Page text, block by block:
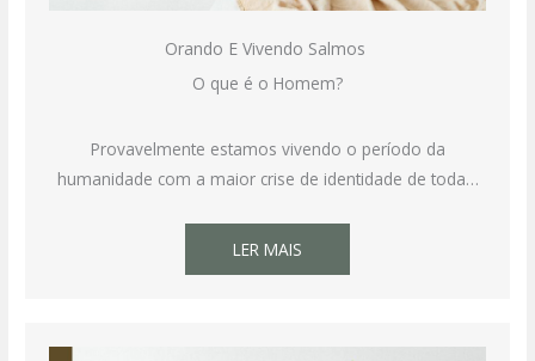
Orando E Vivendo Salmos
O que é o Homem?
Provavelmente estamos vivendo o período da
humanidade com a maior crise de identidade de toda…
LER MAIS